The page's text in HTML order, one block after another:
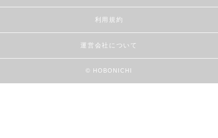
利用規約
運営会社について
© HOBONICHI